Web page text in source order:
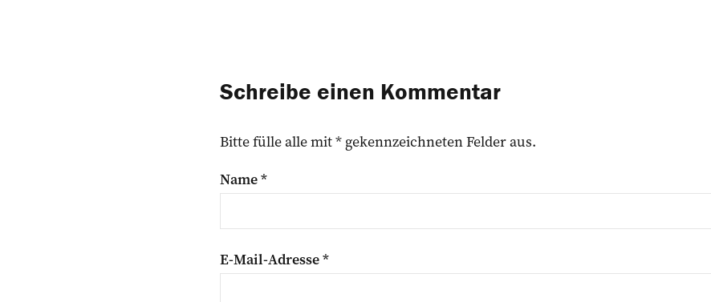
Schreibe einen Kommentar
Bitte fülle alle mit * gekennzeichneten Felder aus.
Name*
E-Mail-Adresse*